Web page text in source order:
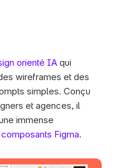
orienté IA qui
wireframes et des
simples. Conçu
et agences, il
immense
composants Figma.